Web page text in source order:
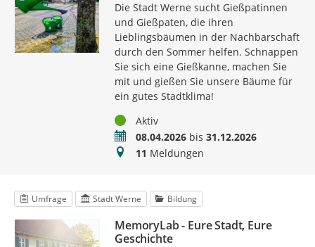
Die Stadt Werne sucht Gießpatinnen
und Gießpaten, die ihren
Lieblingsbäumen in der Nachbarschaft
durch den Sommer helfen. Schnappen
Sie sich eine Gießkanne, machen Sie
mit und gießen Sie unsere Bäume für
ein gutes Stadtklima!
StatusAktiv
Zeitraum08.04.2026bis 31.12.2026
Meldungen
11 Meldungen
Umfrage Stadt Werne Bildung
MemoryLab - Eure Stadt, Eure
Geschichte